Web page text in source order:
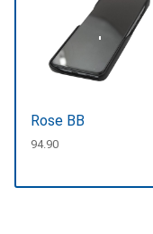
Rose BB
CHF
94.90